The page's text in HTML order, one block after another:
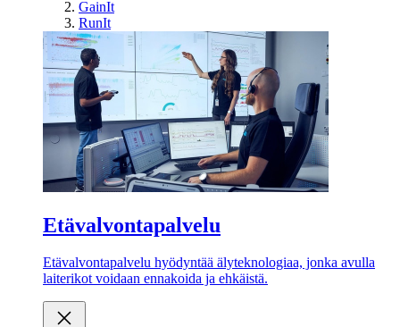
GainIt
RunIt
Etävalvontapalvelu
Etävalvontapalvelu hyödyntää älyteknologiaa, jonka avulla
laiterikot voidaan ennakoida ja ehkäistä.